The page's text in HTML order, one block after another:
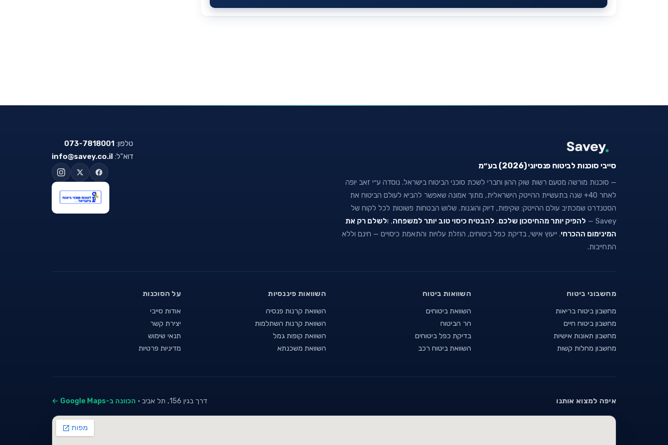
סייבי סוכנות לביטוח פנסיוני (2026) בע״מ
— סוכנות מורשה מטעם רשות שוק ההון וחברי לשכת סוכני הביטוח בישראל. נוסדה ע״י זאב יופה
לאחר 40+ שנה בתעשיית ההייטק הישראלית, מתוך אמונה שאפשר להביא לעולם הביטוח את
הסטנדרט שמכתיב עולם ההייטק: שקיפות, דיוק והוגנות. שלוש הבטחות פשוטות לכל לקוח של
Savey —
להפיק יותר מהחיסכון שלכם, להבטיח כיסוי טוב יותר למשפחה, ולשלם רק את
המינימום ההכרחי. ייעוץ אישי, בדיקת כפל ביטוחים, הוזלת עלויות והתאמת כיסויים — חינם וללא
התחייבות.
טלפון: 073-7818001
דוא"ל: info@savey.co.il
מחשבוני ביטוח
מחשבון ביטוח בריאות
מחשבון ביטוח חיים
מחשבון תאונות אישיות
מחשבון מחלות קשות
השוואות ביטוח
השוואת ביטוחים
הר הביטוח
בדיקת כפל ביטוחים
השוואת ביטוח רכב
השוואות פיננסיות
השוואת קרנות פנסיה
השוואת קרנות השתלמות
השוואת קופות גמל
השוואת משכנתא
על הסוכנות
אודות סייבי
יצירת קשר
תנאי שימוש
מדיניות פרטיות
איפה למצוא אותנו דרך בגין 156, תל אביב · הכוונה ב-Google Maps ←